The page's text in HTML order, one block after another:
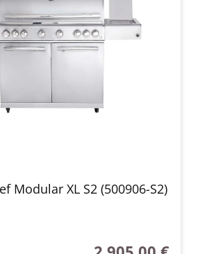
Modular XL S2 (500906-S2)